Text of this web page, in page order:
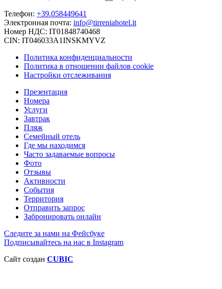
Телефон: +39.058449641
Электронная почта: info@tirreniahotel.it
Номер НДС: IT01848740468
CIN: IT046033A1INSKMYVZ
Политика конфиденциальности
Политика в отношении файлов cookie
Настройки отслеживания
Презентация
Номера
Услуги
Завтрак
Пляж
Семейный отель
Где мы находимся
Часто задаваемые вопросы
Фото
Отзывы
Активности
События
Территория
Отправить запрос
Забронировать онлайн
Следите за нами на Фейсбуке
Подписывайтесь на нас в Instagram
Сайт создан CUBIC